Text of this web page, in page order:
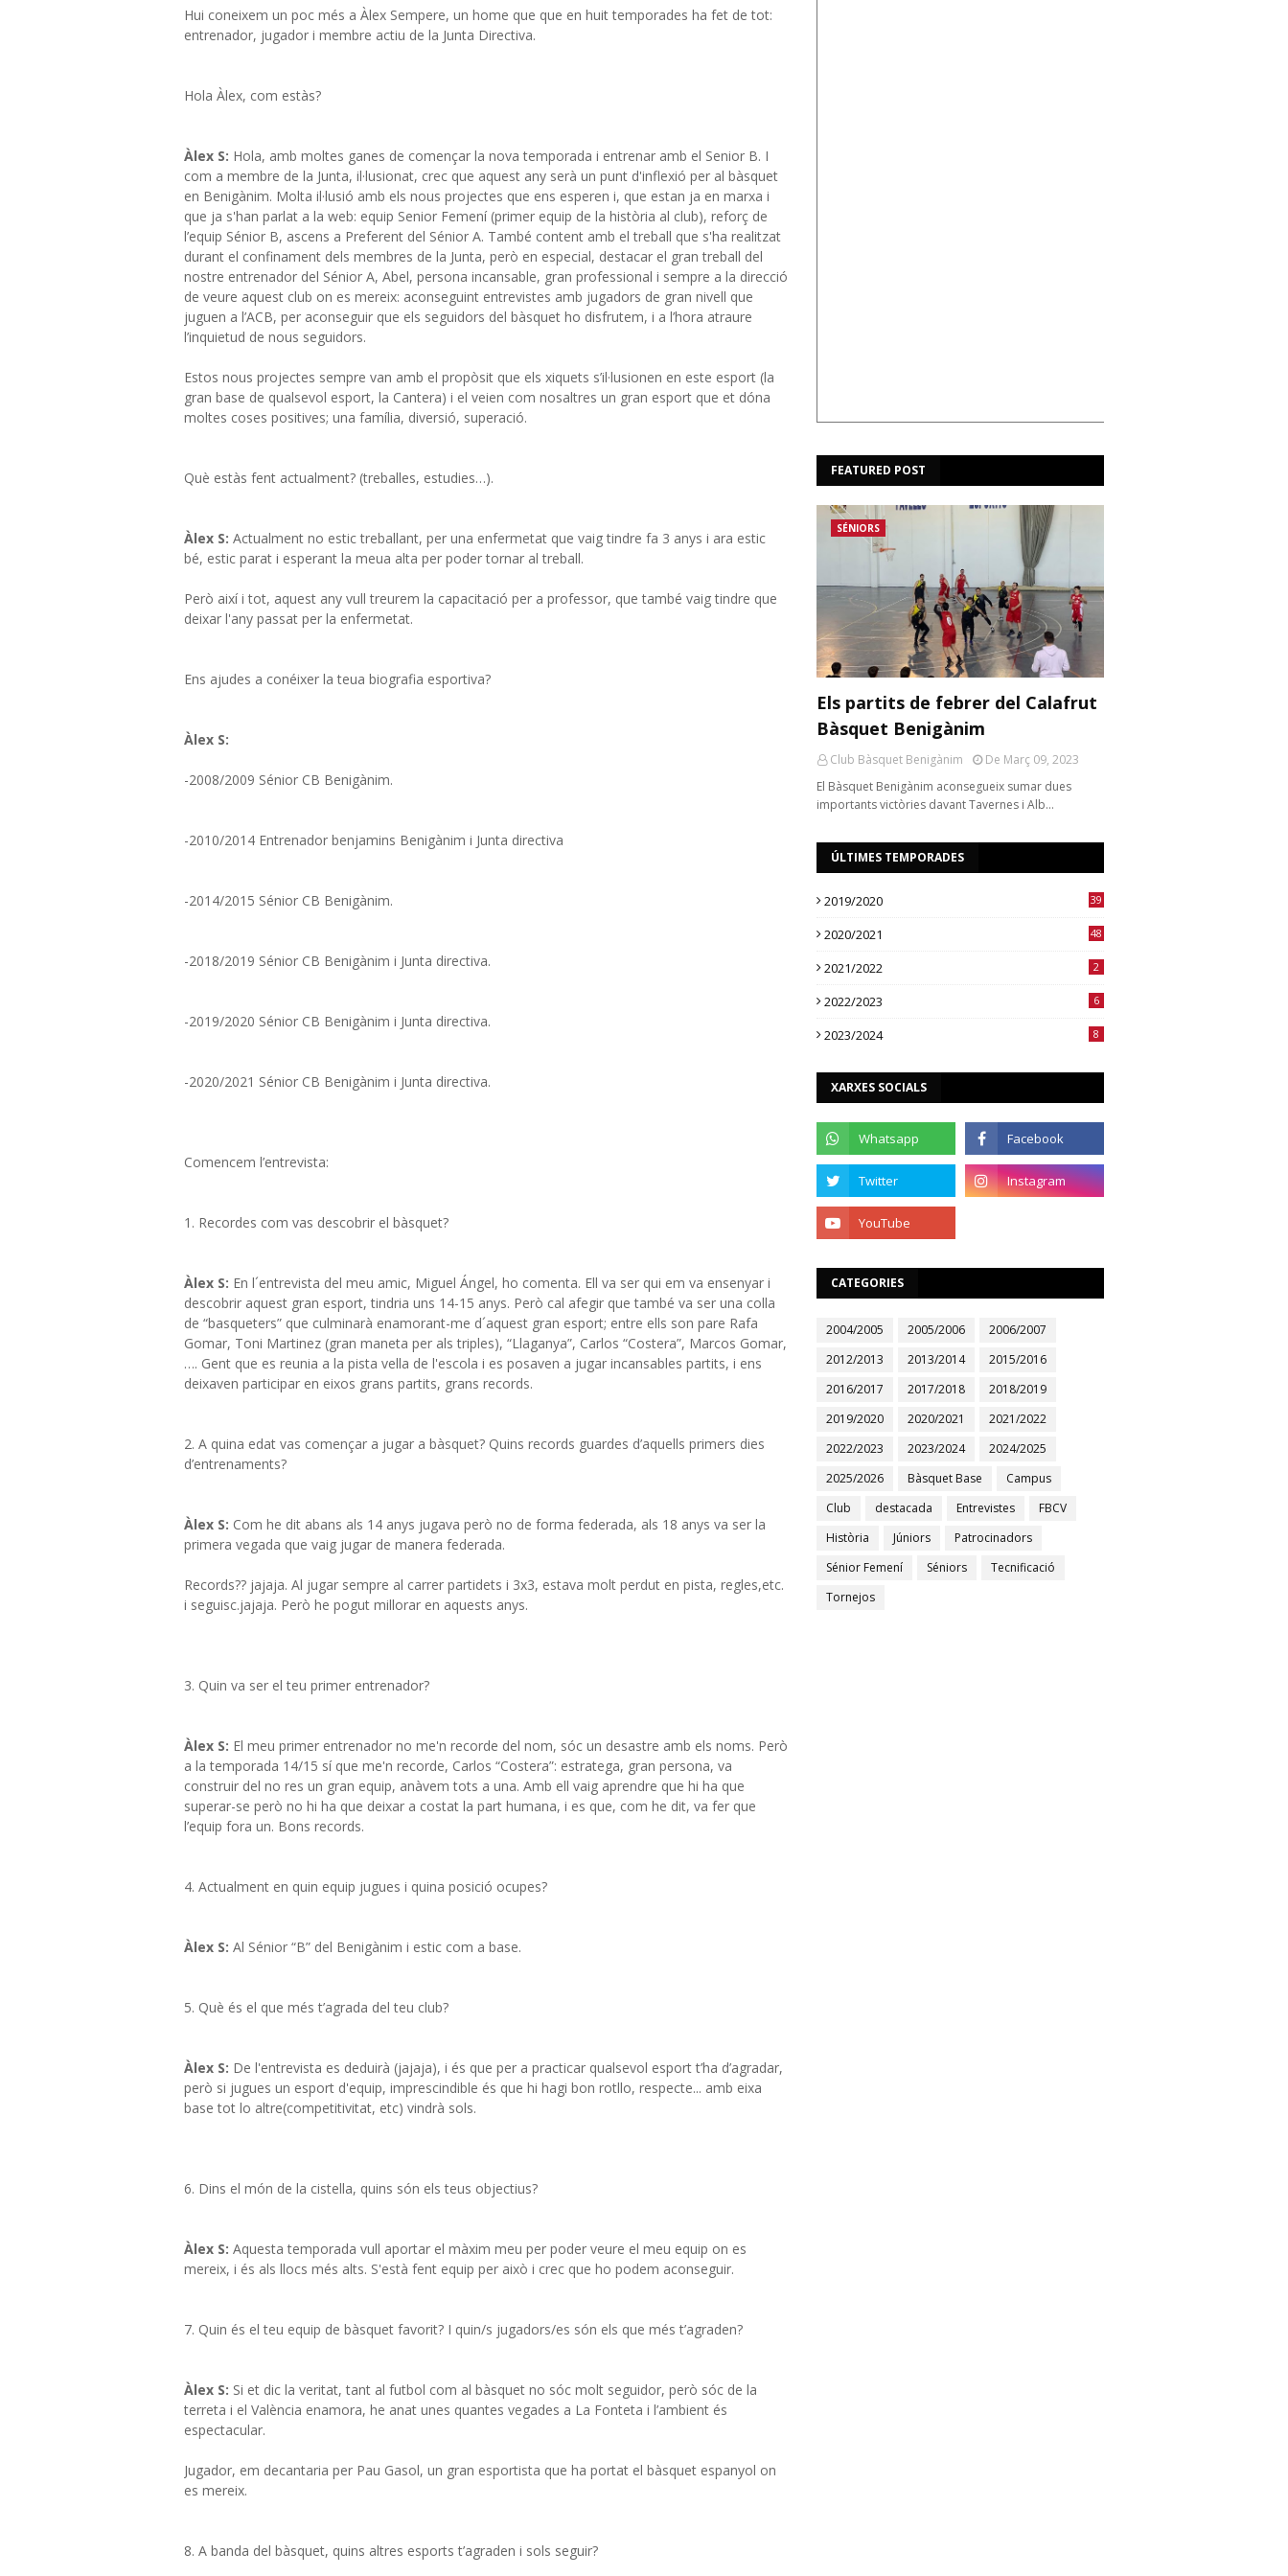
Hui coneixem un poc més a Àlex Sempere, un home que que en huit temporades ha fet de tot:
entrenador, jugador i membre actiu de la Junta Directiva.
Hola Àlex, com estàs?
Àlex S: Hola, amb moltes ganes de començar la nova temporada i entrenar amb el Senior B. I
com a membre de la Junta, il·lusionat, crec que aquest any serà un punt d'inflexió per al bàsquet
en Benigànim. Molta il·lusió amb els nous projectes que ens esperen i, que estan ja en marxa i
que ja s'han parlat a la web: equip Senior Femení (primer equip de la història al club), reforç de
l’equip Sénior B, ascens a Preferent del Sénior A. També content amb el treball que s'ha realitzat
durant el confinament dels membres de la Junta, però en especial, destacar el gran treball del
nostre entrenador del Sénior A, Abel, persona incansable, gran professional i sempre a la direcció
de veure aquest club on es mereix: aconseguint entrevistes amb jugadors de gran nivell que
juguen a l’ACB, per aconseguir que els seguidors del bàsquet ho disfrutem, i a l’hora atraure
l’inquietud de nous seguidors.
Estos nous projectes sempre van amb el propòsit que els xiquets s’il·lusionen en este esport (la
gran base de qualsevol esport, la Cantera) i el veien com nosaltres un gran esport que et dóna
moltes coses positives; una família, diversió, superació.
Què estàs fent actualment? (treballes, estudies…).
Àlex S: Actualment no estic treballant, per una enfermetat que vaig tindre fa 3 anys i ara estic
bé, estic parat i esperant la meua alta per poder tornar al treball.
Però així i tot, aquest any vull treurem la capacitació per a professor, que també vaig tindre que
deixar l'any passat per la enfermetat.
Ens ajudes a conéixer la teua biografia esportiva?
Àlex S:
-2008/2009 Sénior CB Benigànim.
-2010/2014 Entrenador benjamins Benigànim i Junta directiva
-2014/2015 Sénior CB Benigànim.
-2018/2019 Sénior CB Benigànim i Junta directiva.
-2019/2020 Sénior CB Benigànim i Junta directiva.
-2020/2021 Sénior CB Benigànim i Junta directiva.
Comencem l’entrevista:
1. Recordes com vas descobrir el bàsquet?
Àlex S: En l´entrevista del meu amic, Miguel Ángel, ho comenta. Ell va ser qui em va ensenyar i
descobrir aquest gran esport, tindria uns 14-15 anys. Però cal afegir que també va ser una colla
de “basqueters” que culminarà enamorant-me d´aquest gran esport; entre ells son pare Rafa
Gomar, Toni Martinez (gran maneta per als triples), “Llaganya”, Carlos “Costera”, Marcos Gomar,
…. Gent que es reunia a la pista vella de l'escola i es posaven a jugar incansables partits, i ens
deixaven participar en eixos grans partits, grans records.
2. A quina edat vas començar a jugar a bàsquet? Quins records guardes d’aquells primers dies
d’entrenaments?
Àlex S: Com he dit abans als 14 anys jugava però no de forma federada, als 18 anys va ser la
primera vegada que vaig jugar de manera federada.
Records?? jajaja. Al jugar sempre al carrer partidets i 3x3, estava molt perdut en pista, regles,etc.
i seguisc.jajaja. Però he pogut millorar en aquests anys.
3. Quin va ser el teu primer entrenador?
Àlex S: El meu primer entrenador no me'n recorde del nom, sóc un desastre amb els noms. Però
a la temporada 14/15 sí que me'n recorde, Carlos “Costera”: estratega, gran persona, va
construir del no res un gran equip, anàvem tots a una. Amb ell vaig aprendre que hi ha que
superar-se però no hi ha que deixar a costat la part humana, i es que, com he dit, va fer que
l’equip fora un. Bons records.
4. Actualment en quin equip jugues i quina posició ocupes?
Àlex S: Al Sénior “B” del Benigànim i estic com a base.
5. Què és el que més t’agrada del teu club?
Àlex S: De l'entrevista es deduirà (jajaja), i és que per a practicar qualsevol esport t’ha d’agradar,
però si jugues un esport d'equip, imprescindible és que hi hagi bon rotllo, respecte... amb eixa
base tot lo altre(competitivitat, etc) vindrà sols.
6. Dins el món de la cistella, quins són els teus objectius?
Àlex S: Aquesta temporada vull aportar el màxim meu per poder veure el meu equip on es
mereix, i és als llocs més alts. S'està fent equip per això i crec que ho podem aconseguir.
7. Quin és el teu equip de bàsquet favorit? I quin/s jugadors/es són els que més t’agraden?
Àlex S: Si et dic la veritat, tant al futbol com al bàsquet no sóc molt seguidor, però sóc de la
terreta i el València enamora, he anat unes quantes vegades a La Fonteta i l’ambient és
espectacular.
Jugador, em decantaria per Pau Gasol, un gran esportista que ha portat el bàsquet espanyol on
es mereix.
8. A banda del bàsquet, quins altres esports t’agraden i sols seguir?
FEATURED POST
SÉNIORS
Els partits de febrer del Calafrut
Bàsquet Benigànim
Club Bàsquet Benigànim
De Març 09, 2023
El Bàsquet Benigànim aconsegueix sumar dues
importants victòries davant Tavernes i Alb…
ÚLTIMES TEMPORADES
2019/2020 39
2020/2021 48
2021/2022 2
2022/2023 6
2023/2024 8
XARXES SOCIALS
CATEGORIES
2004/2005 2005/2006
2006/2007
2012/2013
2013/2014
2015/2016
2016/2017
2017/2018
2018/2019
2019/2020
2020/2021
2021/2022
2022/2023
2023/2024
2024/2025
2025/2026
Bàsquet Base
Campus
Club
destacada Entrevistes
FBCV
Història
Júniors
Patrocinadors
Sénior Femení
Séniors
Tecnificació
Tornejos